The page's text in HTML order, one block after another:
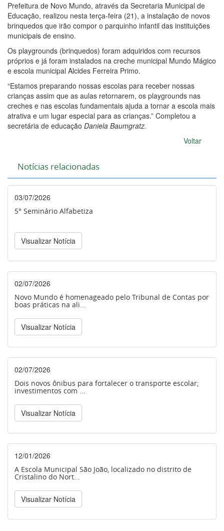
Prefeitura de Novo Mundo, através da Secretaria Municipal de
Educação, realizou nesta terça-feira (21), a instalação de novos
brinquedos que irão compor o parquinho infantil das instituições
municipais de ensino.
Os playgrounds (brinquedos) foram adquiridos com recursos
próprios e já foram instalados na creche municipal Mundo Mágico
e escola municipal Alcides Ferreira Primo.
“Estamos preparando nossas escolas para receber nossas
crianças assim que as aulas retornarem, os playgrounds nas
creches e nas escolas fundamentais ajuda a tornar a escola mais
atrativa e um lugar especial para as crianças.” Completou a
secretária de educação Daniela Baumgratz.
Voltar
Notícias relacionadas
03/07/2026
5° Seminário Alfabetiza
Visualizar Notícia
02/07/2026
Novo Mundo é homenageado pelo Tribunal de Contas por
boas práticas na ali...
Visualizar Notícia
02/07/2026
Dois novos ônibus para fortalecer o transporte escolar;
investimentos com ...
Visualizar Notícia
12/01/2026
A Escola Municipal São João, localizado no distrito de
Cristalino do Nort...
Visualizar Notícia